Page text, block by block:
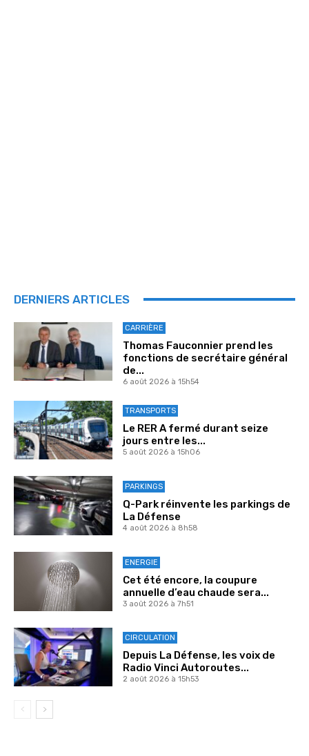
DERNIERS ARTICLES
CARRIÈRE
Thomas Fauconnier prend les
fonctions de secrétaire général
de...
6 août 2026 à 15h54
TRANSPORTS
Le RER A fermé durant seize
jours entre les...
5 août 2026 à 15h06
PARKINGS
Q-Park réinvente les parkings de
La Défense
4 août 2026 à 8h58
ENERGIE
Cet été encore, la coupure
annuelle d’eau chaude sera...
3 août 2026 à 7h51
CIRCULATION
Depuis La Défense, les voix de
Radio Vinci Autoroutes...
2 août 2026 à 15h53